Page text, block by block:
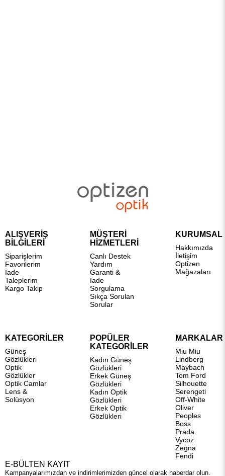
ALIŞVERİŞ
BİLGİLERİ
Siparişlerim
Favorilerim
İade
Taleplerim
Kargo Takip
MÜŞTERİ
HİZMETLERİ
Canlı Destek
Yardım
Garanti &
İade
Sorgulama
Sıkça Sorulan
Sorular
KURUMSAL
Hakkımızda
İletişim
Optizen
Mağazaları
KATEGORİLER
Güneş
Gözlükleri
Optik
Gözlükler
Optik Camlar
Lens &
Solüsyon
POPÜLER
KATEGORİLER
Kadın Güneş
Gözlükleri
Erkek Güneş
Gözlükleri
Kadın Optik
Gözlükleri
Erkek Optik
Gözlükleri
MARKALAR
Miu Miu
Lindberg
Maybach
Tom Ford
Silhouette
Serengeti
Off-White
Oliver
Peoples
Boss
Prada
Vycoz
Zegna
Fendi
E-BÜLTEN KAYIT
Kampanyalarımızdan ve indirimlerimizden güncel olarak haberdar olun.